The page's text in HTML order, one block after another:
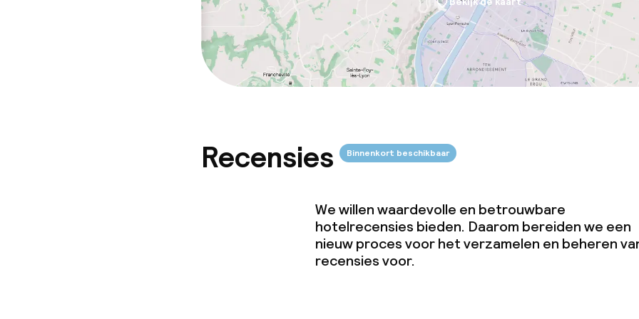
Recensies Binnenkort beschikbaar
We willen waardevolle en betrouwbare
hotelrecensies bieden. Daarom bereiden we een
nieuw proces voor het verzamelen en beheren
recensies voor.